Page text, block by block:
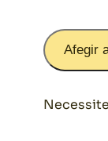
Afegir